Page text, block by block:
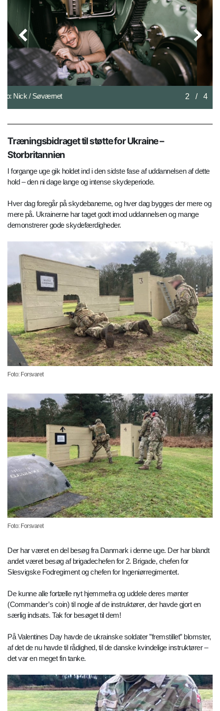
2 / 4
Foto: Nick / Søværnet
Træningsbidraget til støtte for Ukraine –
Storbritannien
I forgange uge gik holdet ind i den sidste fase af uddannelsen af dette
hold – den ni dage lange og intense skydeperiode.
Hver dag foregår på skydebanerne, og hver dag bygges der mere og
mere på. Ukrainerne har taget godt imod uddannelsen og mange
demonstrerer gode skydefærdigheder.
Foto: Forsvaret
Foto: Forsvaret
Der har været en del besøg fra Danmark i denne uge. Der har blandt
andet været besøg af brigadechefen for 2. Brigade, chefen for
Slesvigske Fodregiment og chefen for Ingeniørregimentet.
De kunne alle fortælle nyt hjemmefra og uddele deres mønter
(Commander’s coin) til nogle af de instruktører, der havde gjort en
særlig indsats. Tak for besøget til dem!
På Valentines Day havde de ukrainske soldater ”fremstillet” blomster,
af det de nu havde til rådighed, til de danske kvindelige instruktører –
det var en meget fin tanke.